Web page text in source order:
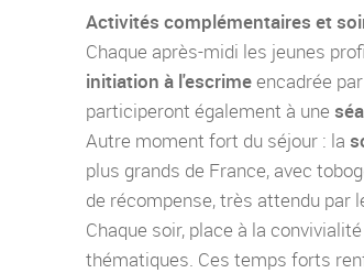
Activités complémentaires et
Chaque après-midi les jeunes
initiation à l'escrimeencadrée
participeront également à une
Autre moment fort du séjour : la
plus grands de France, avec
de récompense, très attendu par
Chaque soir, place à la
thématiques. Ces temps forts